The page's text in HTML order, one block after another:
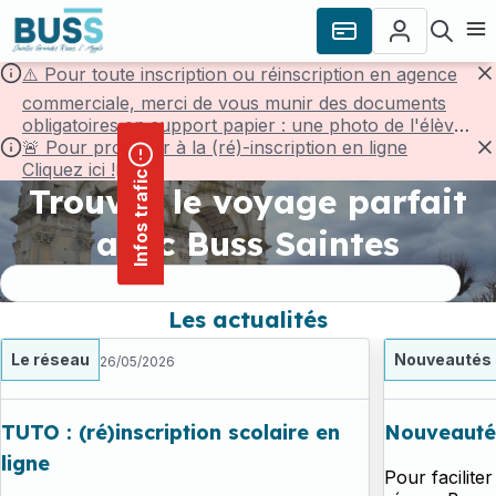
principal
⚠️ Pour toute inscription ou réinscription en agence
commerciale, merci de vous munir des documents
obligatoires en support papier : une photo de l'élève,
une pièce d'identité de l'élève et un justificatif de
domicile de -3mois.
🚨 Pour procéder à la (ré)-inscription en ligne
Cliquez ici !
Infos trafic
Trouvez le voyage parfait
avec Buss Saintes
Les actualités
Le réseau 26/05/2026
TUTO : (ré)inscription scolaire en
ligne
Nouveautés
Pour
Panneau de gestion des cookies